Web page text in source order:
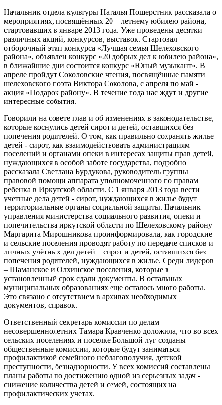
Начальник отдела культуры Наталья Пошерстник рассказала о
мероприятиях, посвящённых 20 – летнему юбилею района,
стартовавших в январе 2013 года. Уже проведены десятки
различных акций, конкурсов, выставок. Стартовал
отборочный этап конкурса «Лучшая семья Шелеховского
района», объявлен конкурс «20 добрых дел к юбилею района»,
в ближайшие дни состоится конкурс «Юный музыкант». В
апреле пройдут Соколовские чтения, посвящённые памяти
шелеховского поэта Виктора Соколова, с апреля по май -
акция «Подарок району». В течение года нас ждут и другие
интересные события.
Говорили на совете глав и об изменениях в законодательстве,
которые коснулись детей сирот и детей, оставшихся без
попечения родителей. О том, как правильно сохранять жилье
детей - сирот, как взаимодействовать администрациям
поселений и органами опеки в интересах защиты прав детей,
нуждающихся в особой заботе государства, подробно
рассказала Светлана Бурдукова, руководитель группы
правовой помощи аппарата уполномоченного по правам
ребенка в Иркутской области. С 1 января 2013 года вести
учетные дела детей - сирот, нуждающихся в жилье будут
территориальные органы социальной защиты. Начальник
управления министерства социального развития, опеки и
попечительства иркутской области по Шелеховскому району
Маргарита Мирошникова проинформировала, как городские
и сельские поселения проводят работу по передаче списков и
личных учётных дел детей – сирот и детей, оставшихся без
попечения родителей, нуждающихся в жилье. Среди лидеров
– Шаманское и Олхинское поселения, которые в
установленный срок сдали документы. В остальных
муниципальных образованиях еще осталось много работы.
Это связано с отсутствием в архивах необходимых
документов, справок.
Ответственный секретарь комиссии по делам
несовершеннолетних Тамара Кравченко доложила, что во всех
сельских поселениях и поселке Большой луг созданы
общественные комиссии, которые будут заниматься
профилактикой семейного неблагополучия, детской
преступности, безнадзорности. У всех комиссий составлены
планы работы по достижению одной из серьезных задач -
снижение количества детей и семей, состоящих на
профилактических учетах.